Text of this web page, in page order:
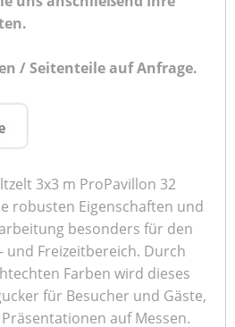
/ Seitenteile auf Anfrage.
3x3 m ProPavillon 32
robusten Eigenschaften und
besonders für den
und Freizeitbereich. Durch
Farben wird dieses
für Besucher und Gäste,
auf Messen.